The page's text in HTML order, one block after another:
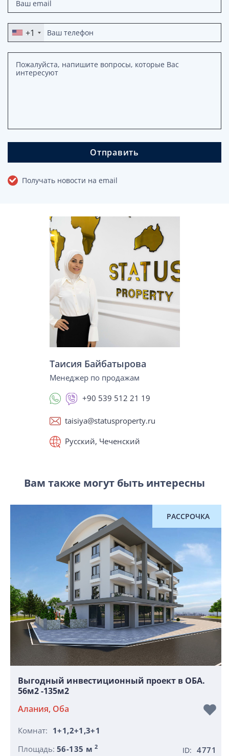
+1
Отправить
Получать новости на email
Таисия Байбатырова
Менеджер по продажам
+90 539 512 21 19
taisiya@statusproperty.ru
Русский, Чеченский
Вам также могут быть интересны
РАССРОЧКА
Выгодный инвестиционный проект в ОБА.
56м2 -135м2
Алания, Оба
Комнат: 1+1,2+1,3+1
Площадь: 56-135 м2 ID: 4771